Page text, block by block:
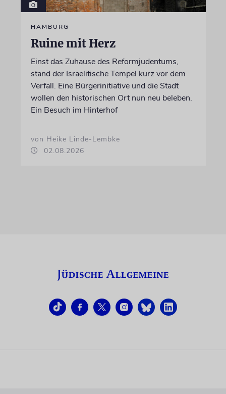
HAMBURG
Ruine mit Herz
Einst das Zuhause des Reformjudentums,
stand der Israelitische Tempel kurz vor dem
Verfall. Eine Bürgerinitiative und die Stadt
wollen den historischen Ort nun neu beleben.
Ein Besuch im Hinterhof
von Heike Linde-Lembke
02.08.2026